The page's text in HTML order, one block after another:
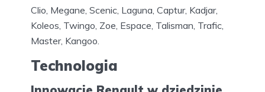
Clio, Megane, Scenic, Laguna, Captur, Kadjar,
Koleos, Twingo, Zoe, Espace, Talisman, Trafic,
Master, Kangoo.
Technologia